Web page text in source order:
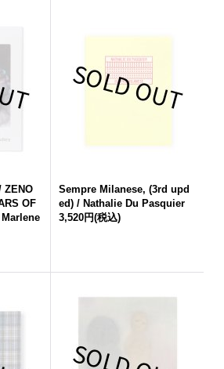
ZENO
OF
Sempre Milanese, (3rd upd
ed) / Nathalie Du Pasquier
3,520円(税込)